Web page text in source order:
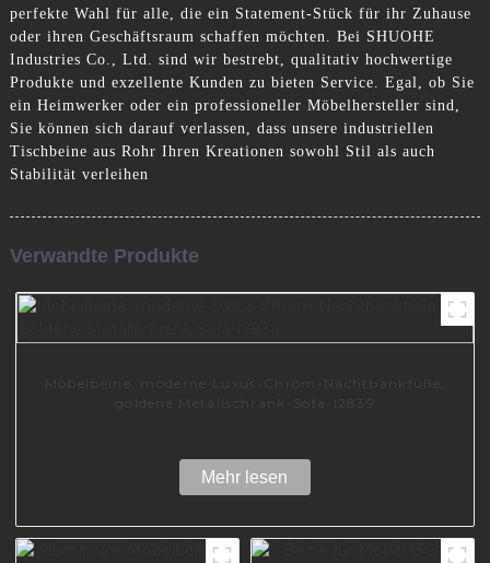
perfekte Wahl für alle, die ein Statement-Stück für ihr Zuhause
oder ihren Geschäftsraum schaffen möchten. Bei SHUOHE
Industries Co., Ltd. sind wir bestrebt, qualitativ hochwertige
Produkte und exzellente Kunden zu bieten Service. Egal, ob Sie
ein Heimwerker oder ein professioneller Möbelhersteller sind,
Sie können sich darauf verlassen, dass unsere industriellen
Tischbeine aus Rohr Ihren Kreationen sowohl Stil als auch
Stabilität verleihen
Verwandte Produkte
Möbelbeine, moderne Luxus-Chrom-Nachtbankfüße,
goldene Metallschrank-Sofa-I2839
Mehr lesen